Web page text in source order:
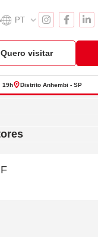
PT
Quero visitar
19h Distrito Anhembi - SP